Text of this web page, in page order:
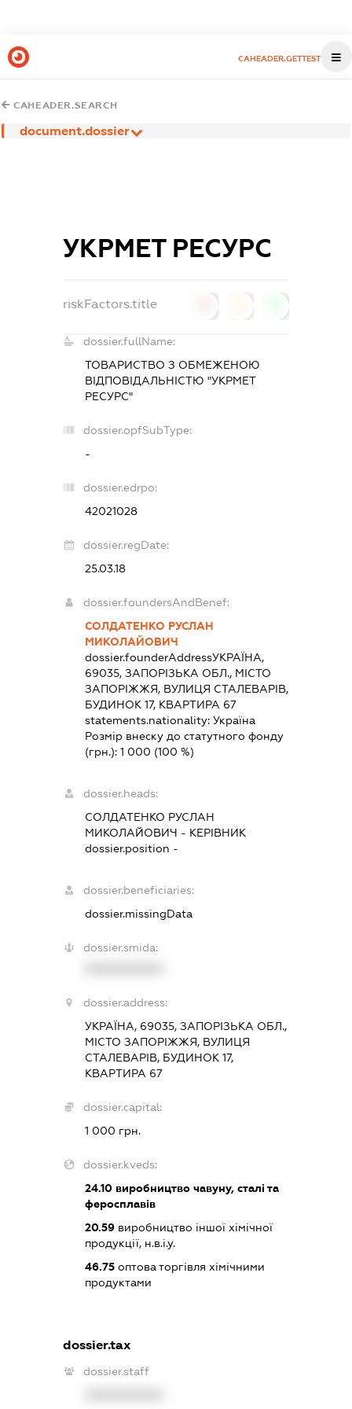
CAHEADER.GETTEST
CAHEADER.SEARCH
document.dossier
УКРМЕТ РЕСУРС
riskFactors.title
dossier.fullName:
ТОВАРИСТВО З ОБМЕЖЕНОЮ
ВІДПОВІДАЛЬНІСТЮ "УКРМЕТ
РЕСУРС"
dossier.opfSubType:
-
dossier.edrpo:
42021028
dossier.regDate:
25.03.18
dossier.foundersAndBenef:
СОЛДАТЕНКО РУСЛАН
МИКОЛАЙОВИЧ
dossier.founderAddressУКРАЇНА,
69035, ЗАПОРІЗЬКА ОБЛ., МІСТО
ЗАПОРІЖЖЯ, ВУЛИЦЯ СТАЛЕВАРІВ,
БУДИНОК 17, КВАРТИРА 67
statements.nationality:Україна
Розмір внеску до статутного фонду
(грн.):1 000 (100 %)
dossier.heads:
СОЛДАТЕНКО РУСЛАН
МИКОЛАЙОВИЧ - КЕРІВНИК
dossier.position -
dossier.beneficiaries:
dossier.missingData
dossier.smida:
dossier.address:
УКРАЇНА, 69035, ЗАПОРІЗЬКА ОБЛ.,
МІСТО ЗАПОРІЖЖЯ, ВУЛИЦЯ
СТАЛЕВАРІВ, БУДИНОК 17,
КВАРТИРА 67
dossier.capital:
1 000 грн.
dossier.kveds:
24.10 виробництво чавуну, сталі та
феросплавів
20.59 виробництво іншої хімічної
продукції, н.в.і.у.
46.75 оптова торгівля хімічними
продуктами
dossier.tax
dossier.staff